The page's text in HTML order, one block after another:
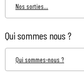
Nos sorties...
Qui sommes nous ?
Qui sommes-nous ?